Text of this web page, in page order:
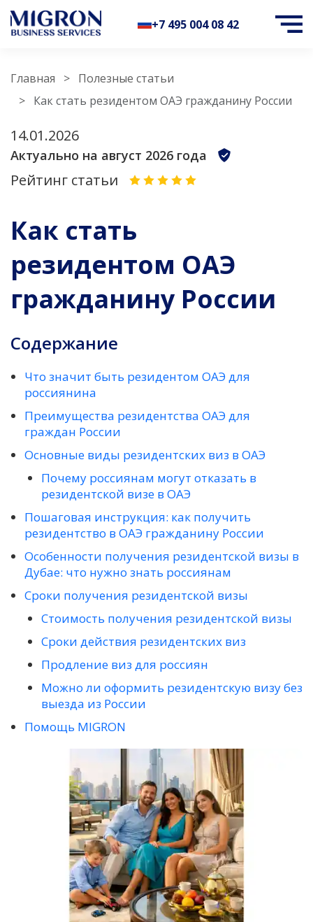
+7 495 004 08 42
Главная
Полезные статьи
Как стать резидентом ОАЭ гражданину России
14.01.2026
Актуально на август 2026 года
Рейтинг статьи
Как стать
резидентом ОАЭ
гражданину России
Содержание
Что значит быть резидентом ОАЭ для
россиянина
Преимущества резидентства ОАЭ для
граждан России
Основные виды резидентских виз в ОАЭ
Почему россиянам могут отказать в
резидентской визе в ОАЭ
Пошаговая инструкция: как получить
резидентство в ОАЭ гражданину России
Особенности получения резидентской визы в
Дубае: что нужно знать россиянам
Сроки получения резидентской визы
Стоимость получения резидентской визы
Сроки действия резидентских виз
Продление виз для россиян
Можно ли оформить резидентскую визу без
выезда из России
Помощь MIGRON